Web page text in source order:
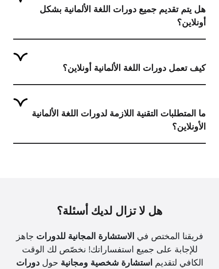
هل يتم تقديم جميع دورات اللغة الألمانية بشكل
أونلاين؟
كيف تعمل دورات اللغة الألمانية أونلاين؟
ما المتطلبات التقنية اللازمة لدورات اللغة الألمانية
الأونلاين؟
هل لا تزال لديك أسئلة؟
فريقنا المختص في الاستشارة المجانية للدورات جاهز
للإجابة على جميع استفساراتك! نخصّص لك الوقت
الكافي لتقديم استشارة شخصية ومجانية حولدورات